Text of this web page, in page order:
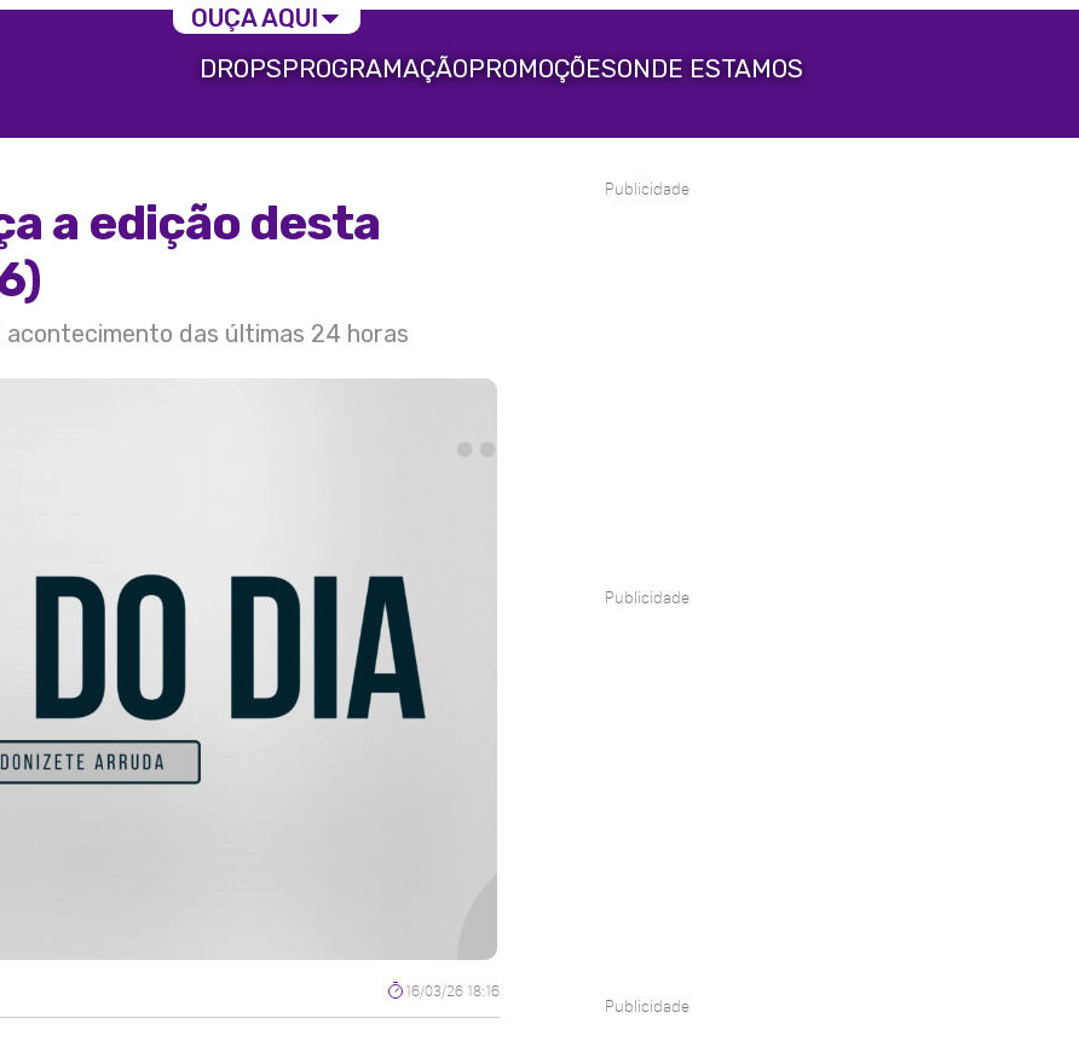
DROPSPROGRAMAÇÃOPROMOÇÕESONDE ESTAMOS
a edição desta
das últimas 24 horas
16/03/26 18:16
Publicidade
Publicidade
Publicidade
OUÇA AQUI